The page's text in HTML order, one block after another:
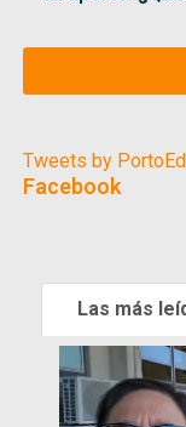
Tweets by
Facebook
Las más